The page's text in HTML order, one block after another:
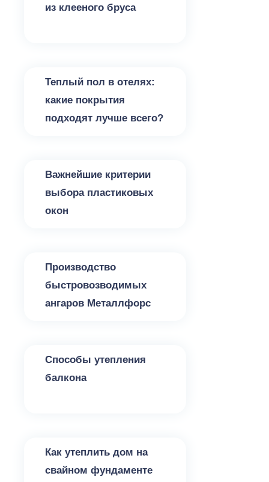
из клееного бруса
Теплый пол в отелях:
какие покрытия
подходят лучше всего?
Важнейшие критерии
выбора пластиковых
окон
Производство
быстровозводимых
ангаров Металлфорс
Способы утепления
балкона
Как утеплить дом на
свайном фундаменте